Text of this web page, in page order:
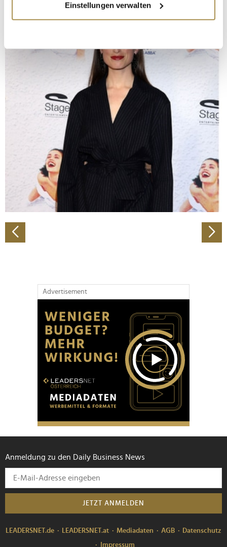
Informationen über Ihre geografische Lage
erfassen, welche bis auf einige Meter genau sein
bestimmten Merkmalen (Fingerprinting) identifizieren
Erfahren Sie mehr darüber, wie Ihre persönlichen Daten
verarbeitet werden, und legen Sie Ihre Präferenzen im
Abschnitt Einzelheiten
fest.
Wir verwenden Cookies, um Inhalte und Anzeigen zu
personalisieren, Funktionen für soziale Medien anbieten
zu können und die Zugriffe auf unsere Website zu
analysieren. Außerdem geben wir Informationen zu Ihrer
Verwendung unserer Website an unsere Partner für
soziale Medien, Werbung und Analysen weiter. Unsere
Partner führen diese Informationen möglicherweise mit
weiteren Daten zusammen, die Sie ihnen bereitgestellt
gesammelt haben.
Einstellungen verwalten
Advertisement
Anmeldung zu den Daily Business News
JETZT ANMELDEN
LEADERSNET.de LEADERSNET.at Mediadaten AGB
Datenschutz
Impressum